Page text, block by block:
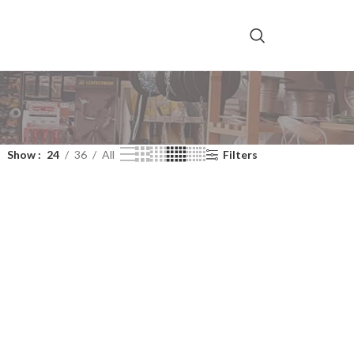
Show 24 36 All Filters